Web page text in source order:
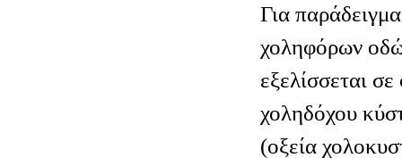
Για
χοληφόρων
εξελίσσεται
χοληδόχου
(οξεία